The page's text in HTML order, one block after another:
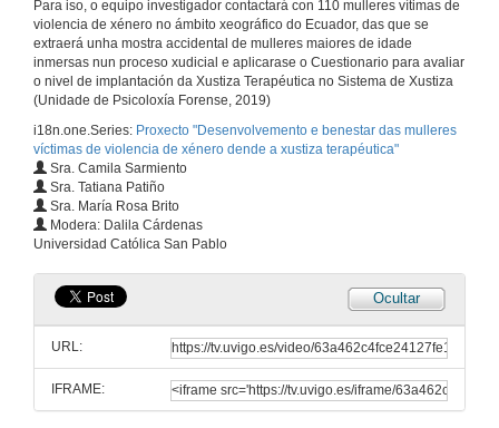
Para iso, o equipo investigador contactará con 110 mulleres vítimas de
violencia de xénero no ámbito xeográfico do Ecuador, das que se
extraerá unha mostra accidental de mulleres maiores de idade
inmersas nun proceso xudicial e aplicarase o Cuestionario para avaliar
o nivel de implantación da Xustiza Terapéutica no Sistema de Xustiza
(Unidade de Psicoloxía Forense, 2019)
i18n.one.Series: Proxecto "Desenvolvemento e benestar das mulleres
víctimas de violencia de xénero dende a xustiza terapéutica"
Sra. Camila Sarmiento
Sra. Tatiana Patiño
Sra. María Rosa Brito
Modera: Dalila Cárdenas
Universidad Católica San Pablo
Ocultar
URL:
IFRAME:
Presentación del Proyecto